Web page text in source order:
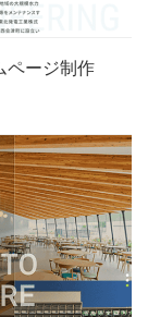
ページ制作